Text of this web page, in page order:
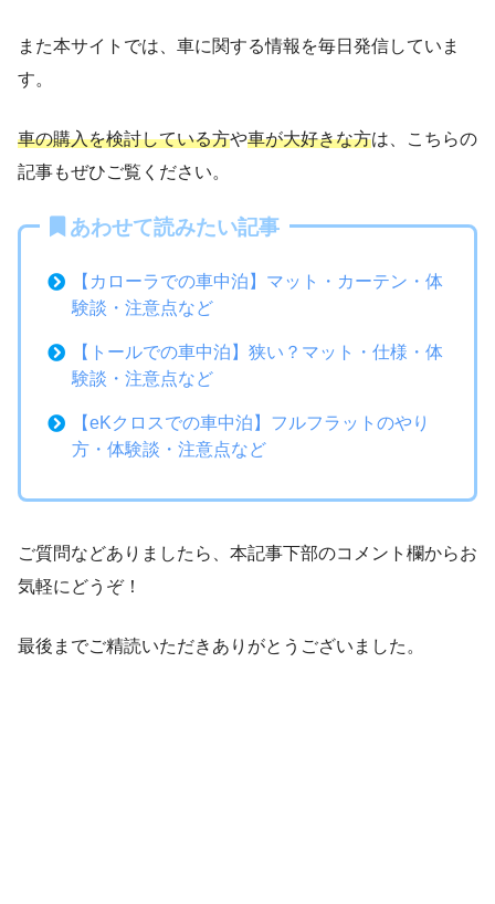
また本サイトでは、車に関する情報を毎日発信していま
す。
車の購入を検討している方や車が大好きな方は、こちらの
記事もぜひご覧ください。
あわせて読みたい記事
【カローラでの車中泊】マット・カーテン・体
験談・注意点など
【トールでの車中泊】狭い？マット・仕様・体
験談・注意点など
【eKクロスでの車中泊】フルフラットのやり
方・体験談・注意点など
ご質問などありましたら、本記事下部のコメント欄からお
気軽にどうぞ！
最後までご精読いただきありがとうございました。